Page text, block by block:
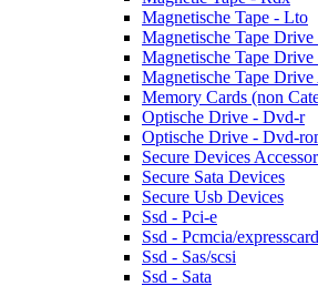
Magnetische Tape - Lto
Magnetische Tape
Magnetische Tape
Magnetische Tape Drive
Memory Cards (non
Optische Drive - Dvd-r
Optische Drive - Dvd-
Secure Devices
Secure Sata Devices
Secure Usb Devices
Ssd - Pci-e
Ssd - Pcmcia/expresscard
Ssd - Sas/scsi
Ssd - Sata